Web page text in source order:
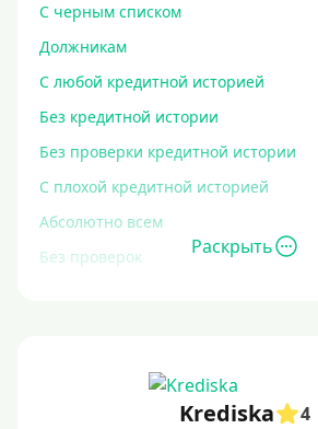
С черным списком
Должникам
С любой кредитной историей
Без кредитной истории
Без проверки кредитной истории
С плохой кредитной историей
Абсолютно всем
Без проверок
С просрочками
Раскрыть
Krediska
4